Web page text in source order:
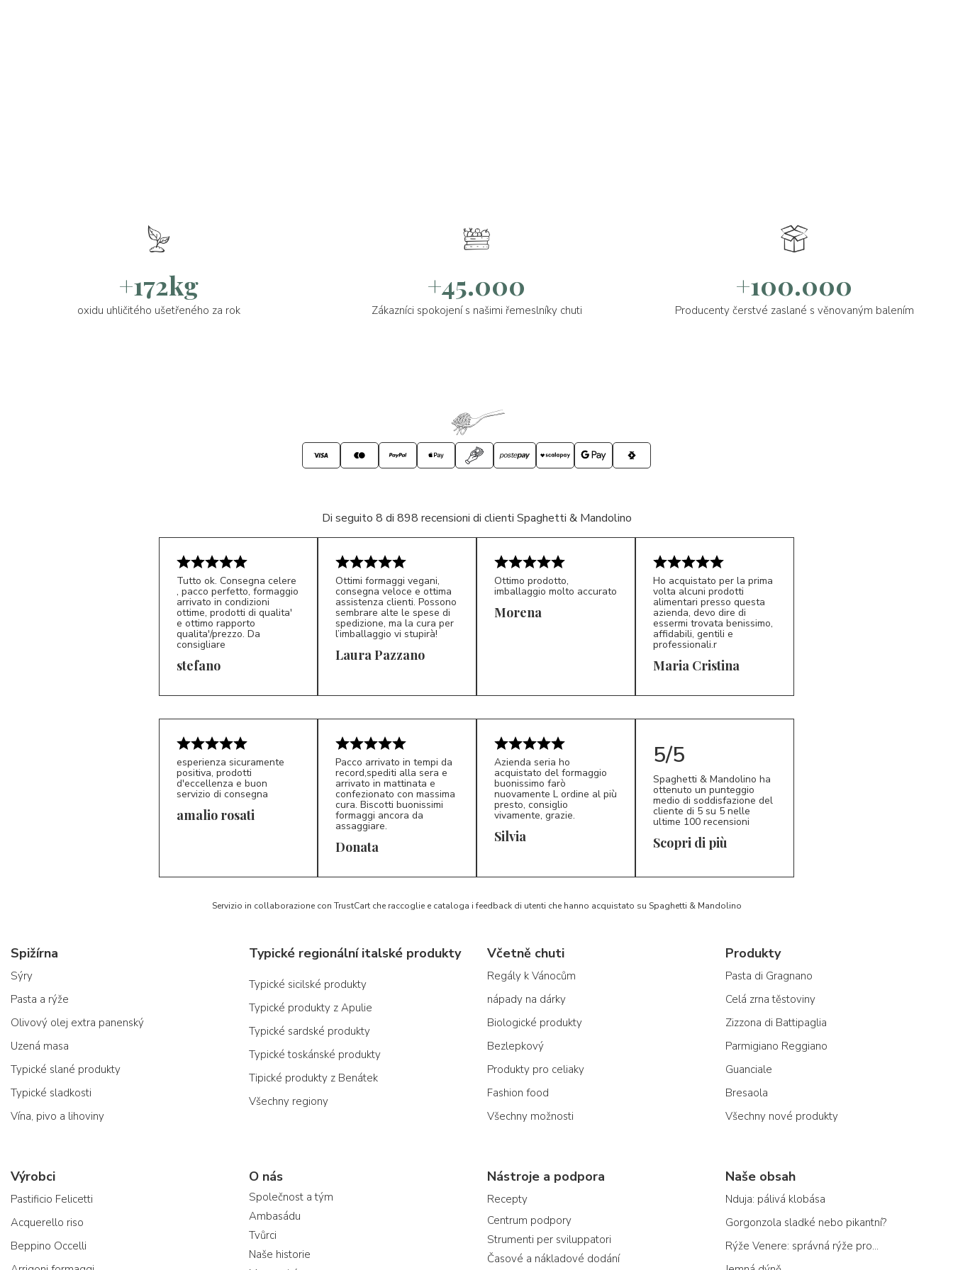
+172kg
oxidu uhličitého ušetřeného za rok
+45.000
Zákazníci spokojení s našimi řemeslníky chuti
+100.000
Producenty čerstvé zaslané s věnovaným balením
Di seguito 8 di 898 recensioni di clienti Spaghetti & Mandolino
S*
Tutto ok. Consegna celere
, pacco perfetto, formaggio
arrivato in condizioni
ottime, prodotti di qualita'
e ottimo rapporto
qualita'/prezzo. Da
consigliare
stefano LP 5/5
Ottimi formaggi vegani,
consegna veloce e ottima
assistenza clienti. Possono
sembrare alte le spese di
spedizione, ma la cura per
l’imballaggio vi stupirà!
Laura Pazzano
Ottimo prodotto,
imballaggio molto accurato
Morena
MC 5/5
Ho acquistato per la prima
volta alcuni prodotti
alimentari presso questa
azienda, devo dire di
essermi trovata benissimo,
affidabili, gentili e
professionali.r
Maria Cristina
esperienza sicuramente
positiva, prodotti
d'eccellenza e buon
servizio di consegna
amalio rosati
D*
Pacco arrivato in tempi da
record,spediti alla sera e
arrivato in mattinata e
confezionato con massima
cura. Biscotti buonissimi
formaggi ancora da
assaggiare.
Donata S*
Azienda seria ho
acquistato del formaggio
buonissimo farò
nuovamente L ordine al più
presto, consiglio
vivamente, grazie.
Silvia
5/5
Spaghetti & Mandolino ha
ottenuto un punteggio
medio di soddisfazione del
cliente di 5 su 5 nelle
ultime 100 recensioni
Scopri di più
Servizio in collaborazione con TrustCart che raccoglie e cataloga i feedback di utenti che hanno acquistato su Spaghetti & Mandolino
Spižírna
Sýry
Pasta a rýže
Olivový olej extra panenský
Uzená masa
Typické slané produkty
Typické sladkosti
Vína, pivo a lihoviny
Typické regionální italské produkty
Typické sicilské produkty
Typické produkty z Apulie
Typické sardské produkty
Typické toskánské produkty
Tipické produkty z Benátek
Všechny regiony
Včetně chuti
Regály k Vánocům
nápady na dárky
Biologické produkty
Bezlepkový
Produkty pro celiaky
Fashion food
Všechny možnosti
Produkty
Pasta di Gragnano
Celá zrna těstoviny
Zizzona di Battipaglia
Parmigiano Reggiano
Guanciale
Bresaola
Všechny nové produkty
Výrobci
Pastificio Felicetti
Acquerello riso
Beppino Occelli
O nás
Společnost a tým
Ambasádu
Tvůrci
Naše historie
Nástroje a podpora
Recepty
Centrum podpory
Strumenti per sviluppatori
Časové a nákladové dodání
Naše obsah
Nduja: pálivá klobása
Gorgonzola sladké nebo pikantní?
Rýže Venere: správná rýže pro...